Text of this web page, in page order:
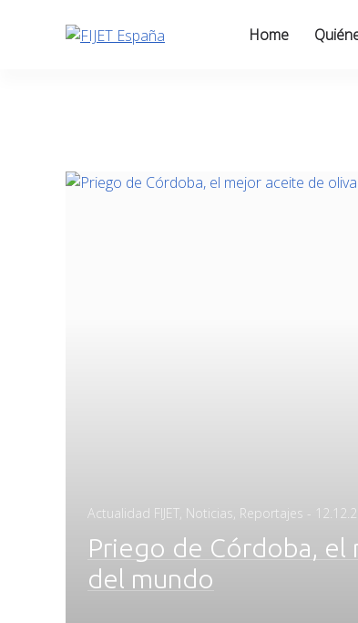
Home
Actualidad FIJET, Noticias, Reportajes - Posted
Priego de Córdoba,
del mundo